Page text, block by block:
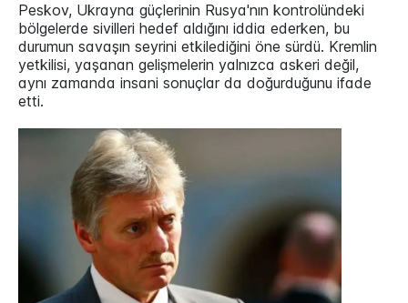
Peskov, Ukrayna güçlerinin Rusya'nın kontrolündeki
bölgelerde sivilleri hedef aldığını iddia ederken, bu
durumun savaşın seyrini etkilediğini öne sürdü. Kremlin
yetkilisi, yaşanan gelişmelerin yalnızca askeri değil,
aynı zamanda insani sonuçlar da doğurduğunu ifade
etti.